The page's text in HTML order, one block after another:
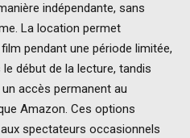
indépendante, sans
La location permet
pendant une période limitée,
début de la lecture, tandis
accès permanent au
Amazon. Ces options
spectateurs occasionnels